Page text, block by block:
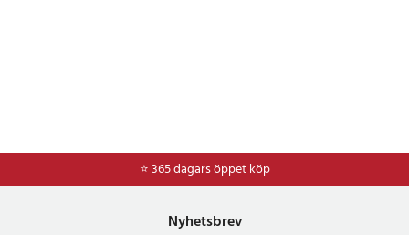
⭐ 365 dagars öppet köp
⭐Frakt 49kr *
Nyhetsbrev